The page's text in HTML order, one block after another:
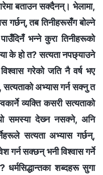
बताउन सक्दैनन्। भेलामा,
गर्छन्, तब तिनीहरूसँग बोल्‍ने
भन्‍ने कुरा तिनीहरूको
के हो त? सत्यता नपछ्याउने
गरेको जति नै वर्ष भए
अभ्यास गर्न सक्‍नु त
व्यक्ति कसरी सत्यताको
समस्या देख्‍न नसक्‍ने, अनि
सत्यता अभ्यास गर्छन्,
गर्न सक्छन् भनी विश्‍वास गर्ने
शब्‍दहरू सुगा